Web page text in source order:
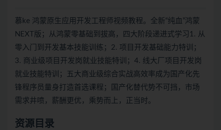
慕ke 鸿蒙原生应用开发工程师视频教程。全新“纯血”鸿蒙
NEXT版；从鸿蒙零基础到拔高，四大阶段递进式学习1. 从
零入门到开发基本技能训练；2. 项目开发基础能力特训；
3. 商业级项目开发岗就业技能特训；4. 线大厂项目开发岗
就业技能特训；五大商业级综合实战高效率成为国产化先
锋程序员量身打造首选课程；国产化替代势不可挡，市场
需求井喷，薪酬更优，乘势而上，正当时。
资源目录